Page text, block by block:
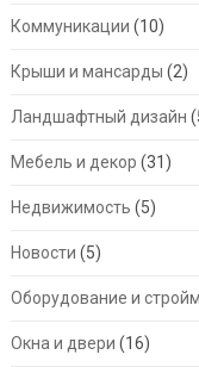
Коммуникации (10)
Крыши и мансарды (2)
Ландшафтный дизайн
Мебель и декор (31)
Недвижимость (5)
Новости (5)
Оборудование и
Окна и двери (16)